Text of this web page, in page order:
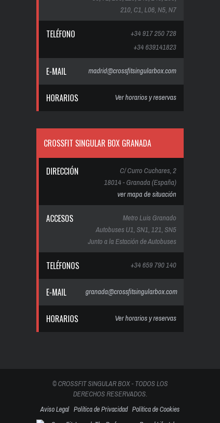
210, C1, L06, N5, N7
TELÉFONO
+34 917 250 728
+34 639141823
E-MAIL madrid@crossfitsingularbox.com
HORARIOS Ver horarios y reservas
CROSSFIT SINGULAR BOX GRANADA
DIRECCIÓN
C/ Curro Cuchares, 2
18014 - Granada (España)
ver mapa de situación
ACCESOS
Metro Luis Granado
Autobuses U1, SN1, 121, SN5
Junto a la Estación de Autobuses
TELÉFONOS +34 659 790 140
E-MAIL granada@crossfitsingularbox.com
HORARIOS Ver horarios y reservas
© CROSSFIT SINGULAR BOX - TODOS LOS
DERECHOS RESERVADOS.
Aviso Legal Política de Privacidad Política de Cookies